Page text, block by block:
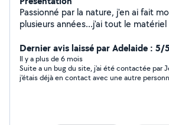
Passionné par la nature, j'en ai fait
plusieurs années...j'ai tout le
par ma curiosité.débarras de garage,
etc. Ouvert a toute demande.
Dernier avis laissé par Adelaide : 5/5
Il y a plus de 6 mois
Suite a un bug du site, j'ai été contactée par
j'étais déjà en contact avec une autre